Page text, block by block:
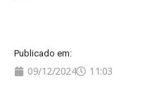
Publicado em:
09/12/2024 11:03